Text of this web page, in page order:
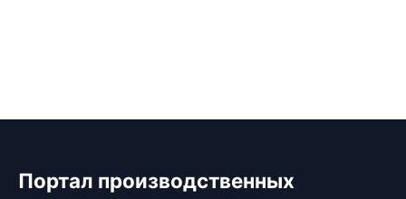
Портал производственных